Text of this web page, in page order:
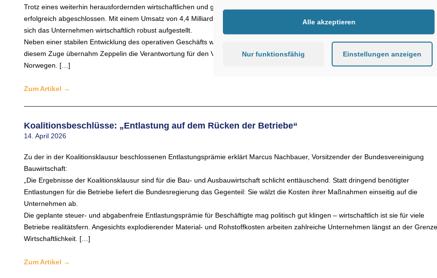
Trotz eines weiterhin herausfordernden wirtschaftlichen und geopolitischen Umfelds hat die Zeppelin Gruppe das Geschäftsjahr 2025
erfolgreich abgeschlossen. Mit einem Umsatz von 4,4 Milliarden Euro und einem Ergebnis vor Steuern von rund 135 Millionen Euro
sich das Unternehmen wirtschaftlich robust aufgestellt.
Neben einer stabilen Entwicklung des operativen Geschäfts war 2025 maßgeblich durch die Akquisition der PEPP Group B.V.
diesem Zuge übernahm Zeppelin die Verantwortung für den Vertrieb und Service von Caterpillar Produkten in den Niederlanden und
Norwegen. […]
Zum Artikel →
Koalitionsbeschlüsse: „Entlastung auf dem Rücken der Betriebe“
14. April 2026
Zu der in der Koalitionsklausur beschlossenen Entlastungsprämie erklärt Marcus Nachbauer, Vorsitzender der Bundesvereinigung
Bauwirtschaft:
„Die Ergebnisse der Koalitionsklausur sind für die Bau- und Ausbauwirtschaft schlicht enttäuschend. Statt dringend benötigter
Entlastungen für die Betriebe liefert die Bundesregierung das Gegenteil: Sie wälzt die Kosten ihrer Maßnahmen einseitig auf die
Unternehmen ab.
Die geplante steuer- und abgabenfreie Entlastungsprämie für Beschäftigte mag politisch gut klingen – wirtschaftlich ist sie für viele
Betriebe realitätsfern. Angesichts explodierender Material- und Rohstoffkosten arbeiten zahlreiche Unternehmen längst an der
Wirtschaftlichkeit. […]
Zum Artikel →
Alle akzeptieren
Nur funktionsfähig Einstellungen anzeigen